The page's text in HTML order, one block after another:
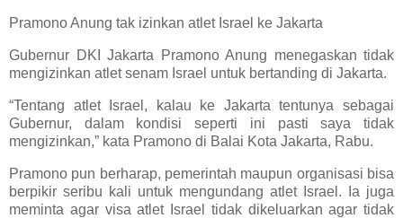
Pramono Anung tak izinkan atlet Israel ke Jakarta
Gubernur DKI Jakarta Pramono Anung menegaskan tidak
mengizinkan atlet senam Israel untuk bertanding di Jakarta.
“Tentang atlet Israel, kalau ke Jakarta tentunya sebagai
Gubernur, dalam kondisi seperti ini pasti saya tidak
mengizinkan,” kata Pramono di Balai Kota Jakarta, Rabu.
Pramono pun berharap, pemerintah maupun organisasi bisa
berpikir seribu kali untuk mengundang atlet Israel. Ia juga
meminta agar visa atlet Israel tidak dikeluarkan agar tidak